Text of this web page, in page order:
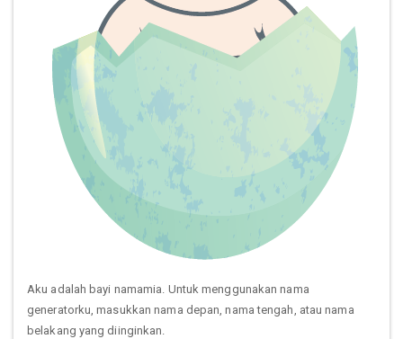
Aku adalah bayi namamia. Untuk menggunakan nama
generatorku, masukkan nama depan, nama tengah, atau nama
belakang yang diinginkan.